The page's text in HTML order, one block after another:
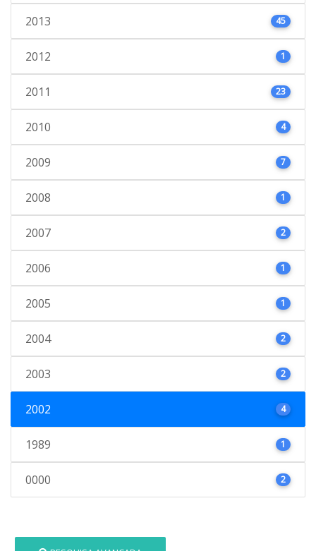
2013 45
2012 1
2011 23
2010 4
2009 7
2008 1
2007 2
2006 1
2005 1
2004 2
2003 2
2002 4
1989 1
0000 2